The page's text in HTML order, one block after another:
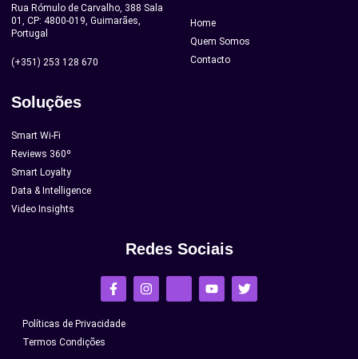
Rua Rómulo de Carvalho, 388 Sala
01, CP: 4800-019, Guimarães,
Portugal
(+351) 253 128 670
Home
Quem Somos
Contacto
Soluções
Smart Wi-Fi
Reviews 360º
Smart Loyalty
Data & Intelligence
Video Insights
Redes Sociais
Políticas de Privacidade
Termos Condições